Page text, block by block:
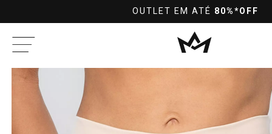
10%OFFPRA PAGAMENTOS NO PIX